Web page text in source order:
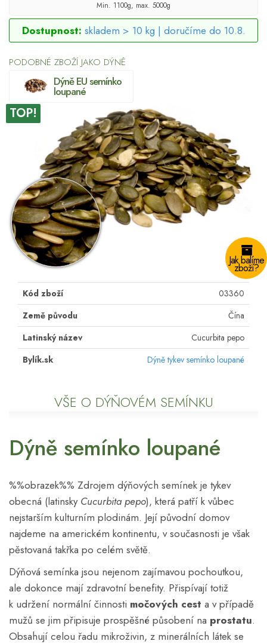
Min. 1100g, max. 5000g
Dostupnost: skladem > 10 kg | doručíme do 10.8.
PODOBNÉ ZBOŽÍ JAKO DÝNĚ
Dýně EU semínko
loupané
TOP!
Jak balíme
zboží?
Kód zboží
03360
Země původu
Čína
Latinský název
Cucurbita pepo
Bylík.sk
Dýně tykev semínko loupané
VŠE O DÝŇOVÉM SEMÍNKU
Dýně semínko loupané
%%obrazek%% Zdrojem dýňových semínek je tykev
obecná (latinsky Cucurbita pepo), která patří k vůbec
nejstarším kulturním plodinám. Její původní domov
najdeme na americkém kontinentu, v současnosti je však
pěstovaná takřka po celém světě.
Dýňová semínka jsou nejenom zajímavou pochoutkou,
ale dokonce mají zdravotní benefity. Přispívají totiž
k udržení normální činnosti močových cest a v případě
mužů se jim připisuje prospěšné působení na prostatu.
Obsahují celou řadu mikroživin, z minerálních látek se